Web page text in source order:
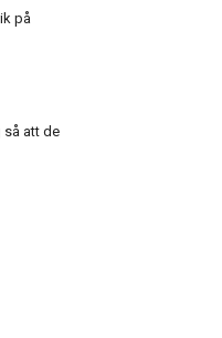
på
så att de